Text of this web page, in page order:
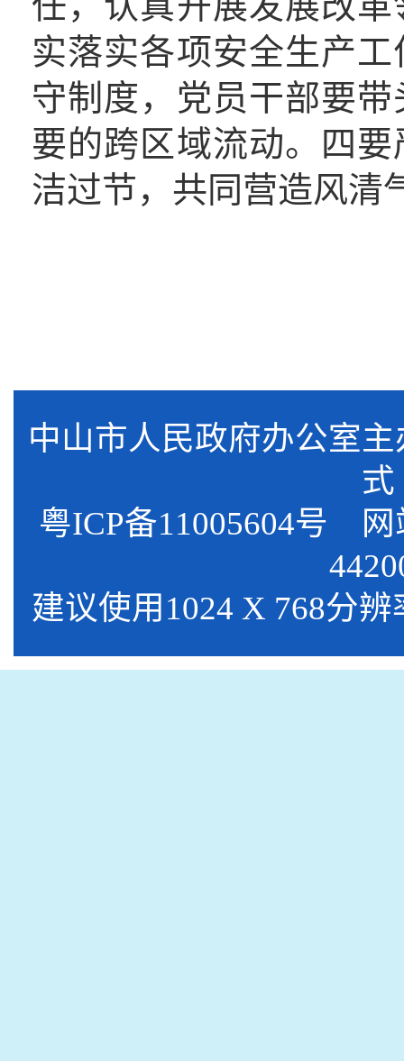
实落实各项安全生产
守制度，党员干部要
要的跨区域流动。四
洁过节，共同营造风清
中山市人民政府办公
式
粤ICP备11005604号 网
建议使用1024 X 768分